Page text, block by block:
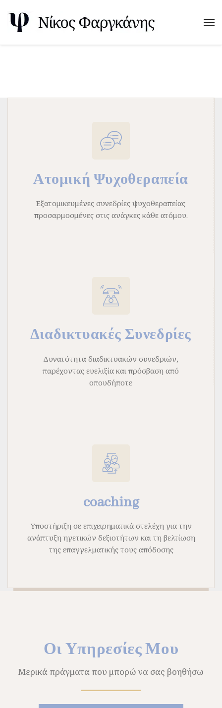
Ατομική Ψυχοθεραπεία
Eξατομικευμένες συνεδρίες ψυχοθεραπείας
προσαρμοσμένες στις ανάγκες κάθε ατόμου.
Διαδικτυακές Συνεδρίες
Δυνατότητα διαδικτυακών συνεδριών,
παρέχοντας ευελιξία και πρόσβαση από
οπουδήποτε
coaching
Υποστήριξη σε επιχειρηματικά στελέχη για την
ανάπτυξη ηγετικών δεξιοτήτων και τη βελτίωση
της επαγγελματικής τους απόδοσης
Οι Υπηρεσίες Μου
Μερικά πράγματα που μπορώ να σας βοηθήσω